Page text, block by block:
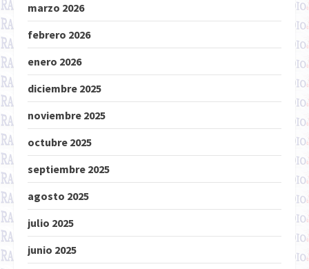
marzo 2026
febrero 2026
enero 2026
diciembre 2025
noviembre 2025
octubre 2025
septiembre 2025
agosto 2025
julio 2025
junio 2025